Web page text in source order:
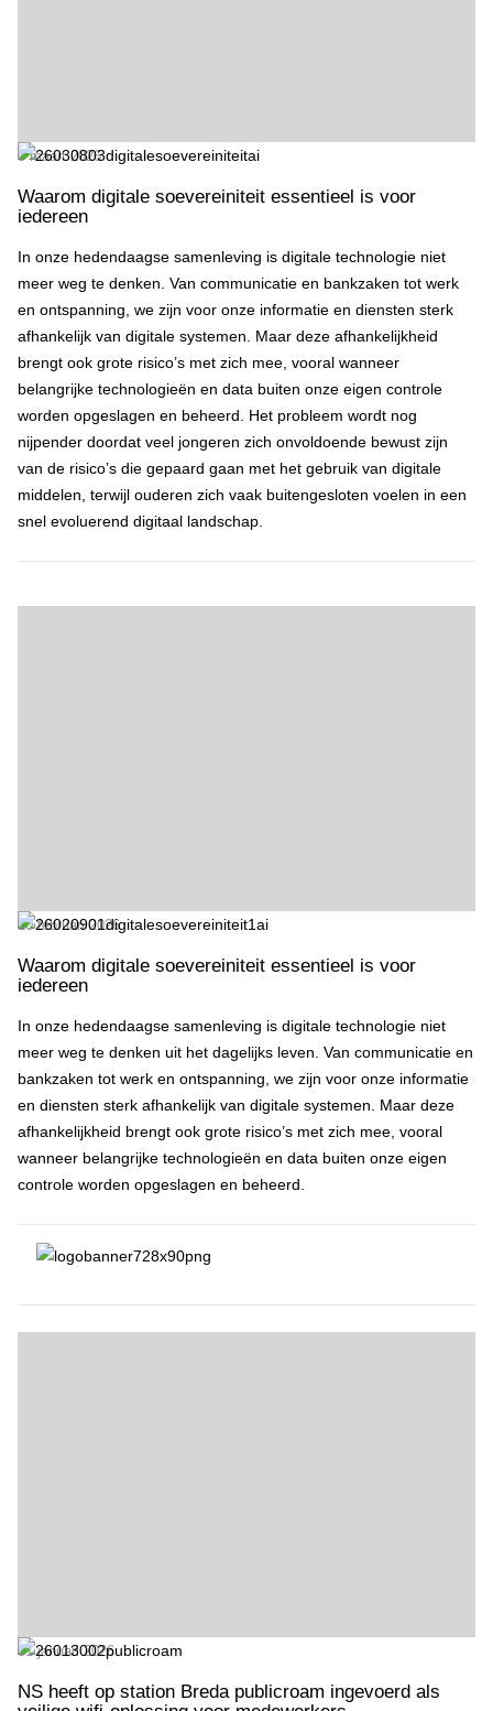
8 maart 2026
Waarom digitale soevereiniteit essentieel is voor
iedereen
In onze hedendaagse samenleving is digitale technologie niet
meer weg te denken. Van communicatie en bankzaken tot werk
en ontspanning, we zijn voor onze informatie en diensten sterk
afhankelijk van digitale systemen. Maar deze afhankelijkheid
brengt ook grote risico’s met zich mee, vooral wanneer
belangrijke technologieën en data buiten onze eigen controle
worden opgeslagen en beheerd. Het probleem wordt nog
nijpender doordat veel jongeren zich onvoldoende bewust zijn
van de risico’s die gepaard gaan met het gebruik van digitale
middelen, terwijl ouderen zich vaak buitengesloten voelen in een
snel evoluerend digitaal landschap.
10 februari 2026
Waarom digitale soevereiniteit essentieel is voor
iedereen
In onze hedendaagse samenleving is digitale technologie niet
meer weg te denken uit het dagelijks leven. Van communicatie en
bankzaken tot werk en ontspanning, we zijn voor onze informatie
en diensten sterk afhankelijk van digitale systemen. Maar deze
afhankelijkheid brengt ook grote risico’s met zich mee, vooral
wanneer belangrijke technologieën en data buiten onze eigen
controle worden opgeslagen en beheerd.
31 januari 2026
NS heeft op station Breda publicroam ingevoerd als